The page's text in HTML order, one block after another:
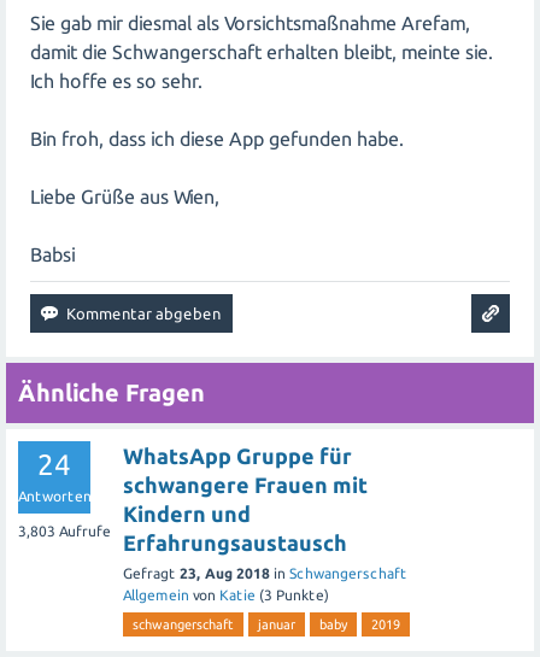
Sie gab mir diesmal als Vorsichtsmaßnahme Arefam,
damit die Schwangerschaft erhalten bleibt, meinte sie.
Ich hoffe es so sehr.
Bin froh, dass ich diese App gefunden habe.
Liebe Grüße aus Wien,
Babsi
Ähnliche Fragen
24
Antworten
3,803 Aufrufe
WhatsApp Gruppe für
schwangere Frauen mit
Kindern und
Erfahrungsaustausch
Gefragt 23, Aug 2018 in Schwangerschaft
Allgemein von Katie (3 Punkte)
schwangerschaft januar baby 2019